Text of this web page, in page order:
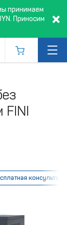
принимаем
Приносим
FINI